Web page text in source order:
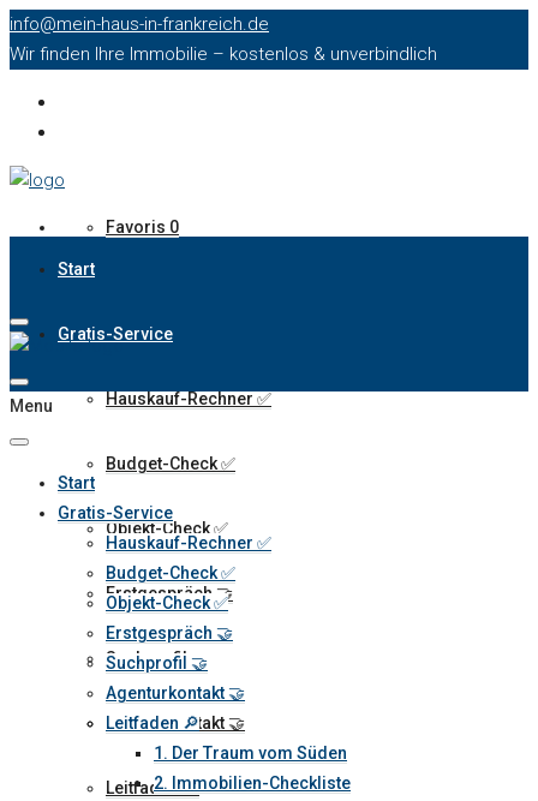
info@mein-haus-in-frankreich.de
Wir finden Ihre Immobilie – kostenlos & unverbindlich
Favoris 0
Start
Gratis-Service
Hauskauf-Rechner ✅️
Budget-Check ✅️
Objekt-Check ✅️
Erstgespräch 🤝
Suchprofil 🤝
Agenturkontakt 🤝
Leitfaden 🔎
Menu
Start
Gratis-Service
Hauskauf-Rechner ✅️
Budget-Check ✅️
Objekt-Check ✅️
Erstgespräch 🤝
Suchprofil 🤝
Agenturkontakt 🤝
Leitfaden 🔎
1. Der Traum vom Süden
2. Immobilien-Checkliste